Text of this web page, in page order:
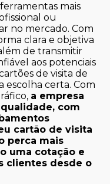
mais
ou
no mercado. Com
clara e objetiva
de transmitir
aos potenciais
de visita de
escolha certa. Com
a empresa
com
cartão de visita
perca mais
uma cotação e
clientes desde o